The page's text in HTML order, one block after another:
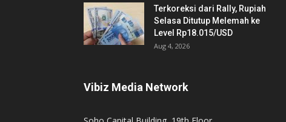
Terkoreksi dari Rally, Rupiah
Selasa Ditutup Melemah ke
Level Rp18.015/USD
Aug 4, 2026
Vibiz Media Network